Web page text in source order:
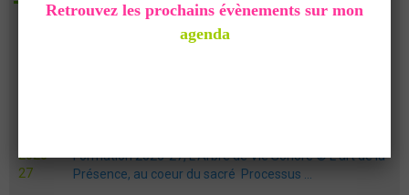
La Voix du Vivant - Formations 2026-27
Formation 2026-27, L’Arbre de Vie Sonore © L'art de la
Présence, au coeur du sacré Processus ...
Retrouvez les prochains évènements sur mon
agenda